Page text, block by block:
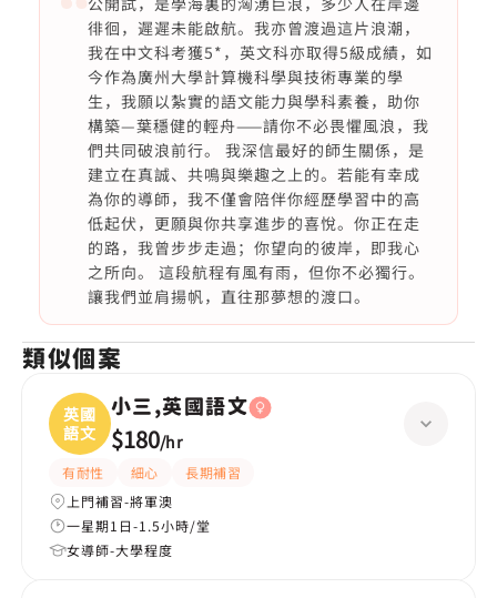
徘徊，遲遲未能啟航。我亦曾渡過這片浪潮，
我在中文科考獲5*，英文科亦取得5級成績，如
今作為廣州大學計算機科學與技術專業的學
生，我願以紮實的語文能力與學科素養，助你
構築—葉穩健的輕舟——請你不必畏懼風浪，我
們共同破浪前行。 我深信最好的師生關係，是
建立在真誠、共鳴與樂趣之上的。若能有幸成
為你的導師，我不僅會陪伴你經歷學習中的高
低起伏，更願與你共享進步的喜悅。你正在走
的路，我曾步步走過；你望向的彼岸，即我心
之所向。 這段航程有風有雨，但你不必獨行。
讓我們並肩揚帆，直往那夢想的渡口。
類似個案
英國
語文
小三,英國語文
$180/hr
有耐性 細心
長期補習
上門補習-將軍澳
一星期1日-1.5小時/堂
女導師-大學程度